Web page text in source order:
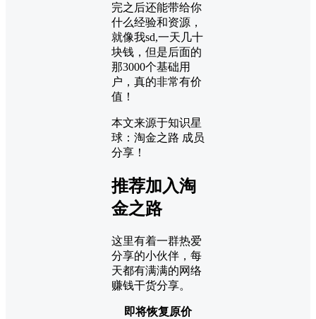
完之后还能带给你
什么经验和资源，
就像我sd,一天几十
块钱，但是后面的
那3000个基础用
户，真的非常有价
值！
本文来源于知识星
球：淘金之路 成员
分享！
推荐加入淘
金之路
这里有着一群热爱
分享的小伙伴，每
天都有满满的网络
赚钱干货分享。
即将恢复原价